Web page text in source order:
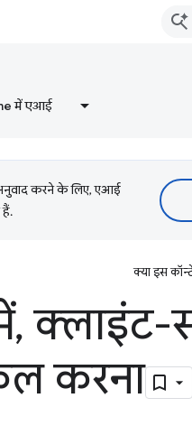
में एआई
करने के लिए, एआई
हैं.
क्या इस
, क्लाइंट-
करना